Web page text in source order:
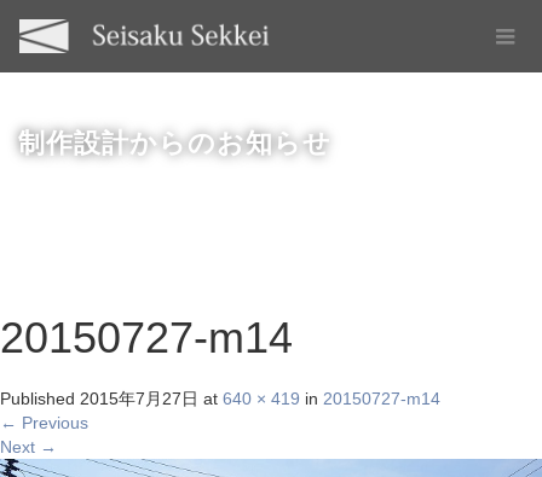
制作設計からのお知らせ
20150727-m14
Published 2015年7月27日 at 640 × 419 in 20150727-m14
← Previous
Next →